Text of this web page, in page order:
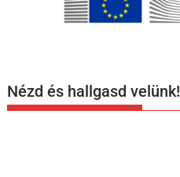
Nézd és hallgasd velünk!